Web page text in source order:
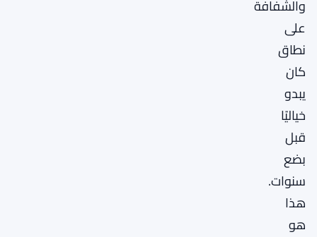
والشفافة
على
نطاق
كان
يبدو
خياليًا
قبل
بضع
سنوات.
هذا
هو